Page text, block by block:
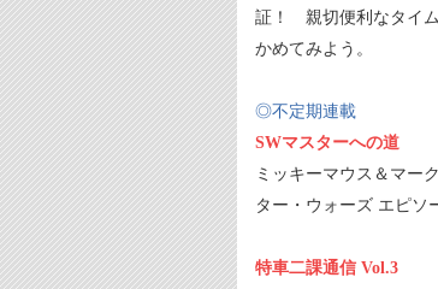
証！ 親切便利なタイム
かめてみよう。
◎不定期連載
SWマスターへの道
ミッキーマウス＆マー
ター・ウォーズ エピソ
特車二課通信 Vol.3